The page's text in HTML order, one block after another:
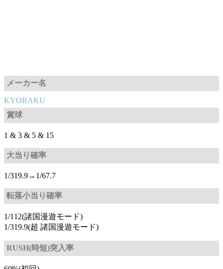
メーカー名
KYORAKU
賞球
1 & 3 & 5 & 15
大当り確率
1/319.9→1/67.7
転落小当り確率
1/112(諸国漫遊モード)
1/319.9(超 諸国漫遊モード)
RUSH(時短)突入率